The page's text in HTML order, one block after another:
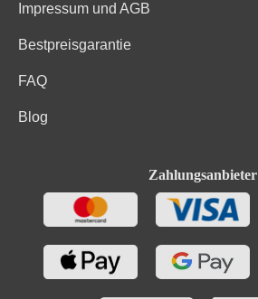
Impressum und AGB
Bestpreisgarantie
FAQ
Blog
Zahlungsanbieter